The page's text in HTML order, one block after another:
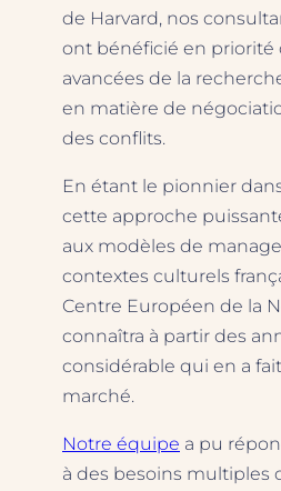
de Harvard, nos
ont bénéficié en priorité
avancées de la
en matière de
des conflits.
En étant le pionnier
cette approche
aux modèles de
contextes culturels
Centre Européen de la
connaîtra à partir des
considérable qui en a
marché.
Notre équipe a pu
à des besoins multiples